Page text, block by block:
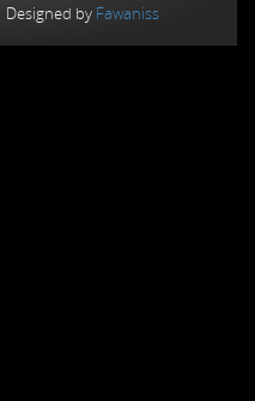
Designed by Fawaniss